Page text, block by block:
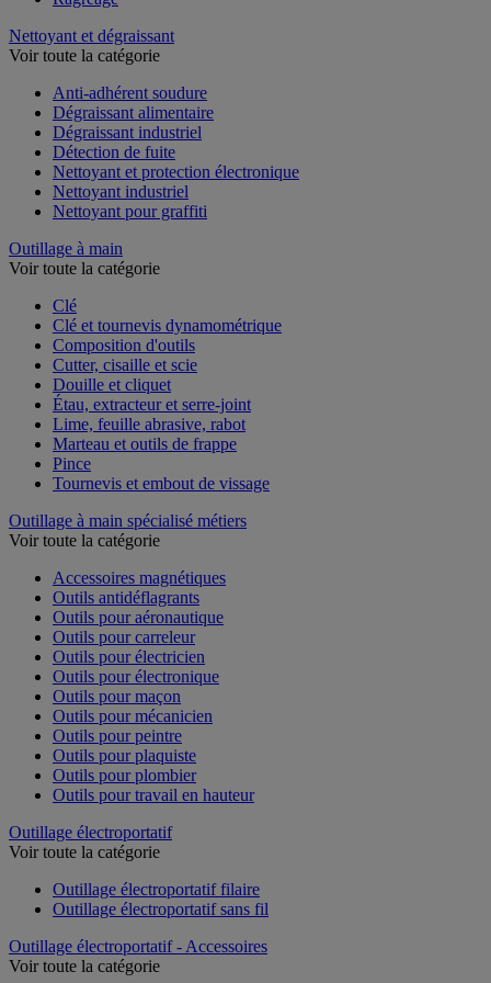
Nettoyant et dégraissant
Voir toute la catégorie
Anti-adhérent soudure
Dégraissant alimentaire
Dégraissant industriel
Détection de fuite
Nettoyant et protection électronique
Nettoyant industriel
Nettoyant pour graffiti
Outillage à main
Voir toute la catégorie
Clé
Clé et tournevis dynamométrique
Composition d'outils
Cutter, cisaille et scie
Douille et cliquet
Étau, extracteur et serre-joint
Lime, feuille abrasive, rabot
Marteau et outils de frappe
Pince
Tournevis et embout de vissage
Outillage à main spécialisé métiers
Voir toute la catégorie
Accessoires magnétiques
Outils antidéflagrants
Outils pour aéronautique
Outils pour carreleur
Outils pour électricien
Outils pour électronique
Outils pour maçon
Outils pour mécanicien
Outils pour peintre
Outils pour plaquiste
Outils pour plombier
Outils pour travail en hauteur
Outillage électroportatif
Voir toute la catégorie
Outillage électroportatif filaire
Outillage électroportatif sans fil
Outillage électroportatif - Accessoires
Voir toute la catégorie